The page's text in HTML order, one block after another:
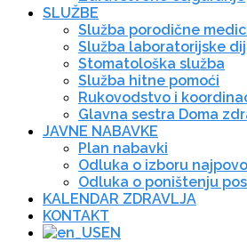
SLUŽBE
Služba porodične
Služba laboratorijske
Stomatološka služba
Služba hitne pomoći
Rukovodstvo i
Glavna sestra Doma
JAVNE NABAVKE
Plan nabavki
Odluka o izboru
Odluka o poništenju
KALENDAR ZDRAVLJA
KONTAKT
EN